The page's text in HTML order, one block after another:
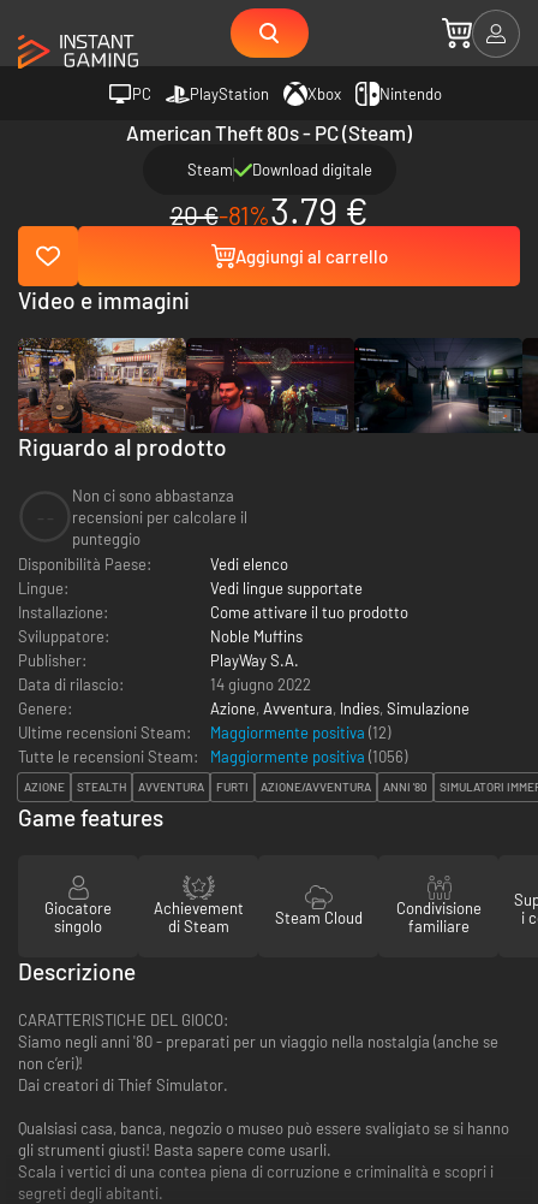
PC PlayStation Xbox Nintendo
American Theft 80s - PC (Steam)
Steam Download digitale
20 €-81%3.79 €
Aggiungi al carrello
Riguardo al prodotto
Non ci sono abbastanza
recensioni per calcolare il
punteggio
Disponibilità Paese:
Vedi elenco
Lingue:
Vedi lingue supportate
Installazione:
Come attivare il tuo prodotto
Sviluppatore:
Noble Muffins
Publisher:
PlayWay S.A.
Data di rilascio:
14 giugno 2022
Genere:
Azione, Avventura, Indies, Simulazione
Ultime recensioni Steam:
Maggiormente positiva (12)
Tutte le recensioni Steam:
Maggiormente positiva (1056)
AZIONE STEALTH AVVENTURA FURTI AZIONE/AVVENTURA ANNI '80 SIMULATORI
Video e immagini
Game features
Giocatore
singolo
Achievement
di Steam
Steam Cloud
Condivisione
familiare
i
Descrizione
CARATTERISTICHE DEL GIOCO:
Siamo negli anni '80 - preparati per un viaggio nella nostalgia (anche se
non c’eri)!
Dai creatori di Thief Simulator.
Qualsiasi casa, banca, negozio o museo può essere svaligiato se si hanno
gli strumenti giusti! Basta sapere come usarli.
Scala i vertici di una contea piena di corruzione e criminalità e scopri i
segreti degli abitanti.